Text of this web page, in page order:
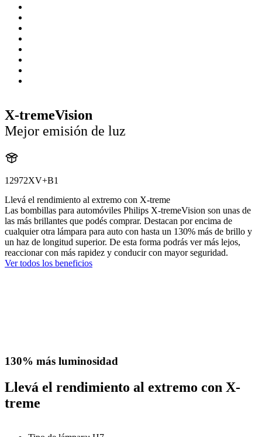
X-tremeVision
Mejor emisión de luz
12972XV+B1
Llevá el rendimiento al extremo con X-treme
Las bombillas para automóviles Philips X-tremeVision son unas de
las más brillantes que podés comprar. Destacan por encima de
cualquier otra lámpara para auto con hasta un 130% más de brillo y
un haz de longitud superior. De esta forma podrás ver más lejos,
reaccionar con más rapidez y conducir con mayor seguridad.
Ver todos los beneficios
130% más luminosidad
Llevá el rendimiento al extremo con X-
treme